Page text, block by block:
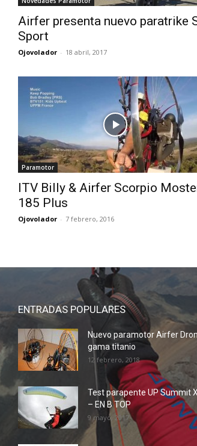
Airfer presenta nuevo paratrike
Sport
Ojovolador - 18 abril, 2017
Paramotor
ITV Billy & Airfer Scorpio
185 Plus
Ojovolador - 7 febrero, 2016
ENTRADAS POPULARES
Nuevo paramotor Airfer
gama titanio
12 febrero, 2018
Test parapente UP Summit
– EN B TOP
9 mayo, 2017